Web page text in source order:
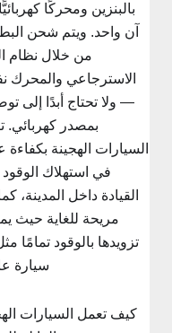
بالبنزين ومحركًا كهربائيًّا في
آن واحد. ويتم شحن البطارية
من خلال نظام الكبح
الاسترجاعي والمحرك نفسه
— ولا تحتاج أبدًا إلى توصيلها
بمصدر كهربائي. تتميز
الهجينة بكفاءة عالية
في استهلاك الوقود أثناء
القيادة داخل المدينة، كما أنها
مريحة للغاية حيث يمكنك
تزويدها بالوقود تمامًا مثل أي
سيارة عادية.
كيف تعمل السيارات الهجينة